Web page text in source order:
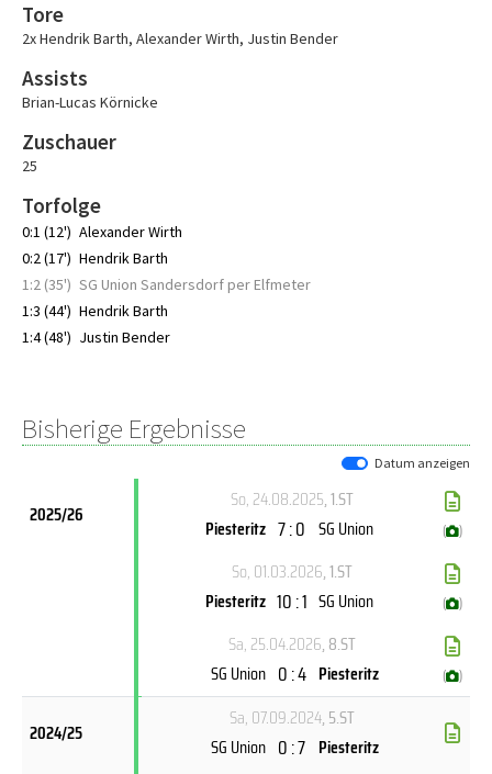
Tore
2x Hendrik Barth, Alexander Wirth, Justin Bender
Assists
Brian-Lucas Körnicke
Zuschauer
25
Torfolge
0:1 (12') Alexander Wirth
0:2 (17') Hendrik Barth
1:2 (35') SG Union Sandersdorf per Elfmeter
1:3 (44') Hendrik Barth
1:4 (48') Justin Bender
Bisherige Ergebnisse
Datum anzeigen
2025/26
So, 24.08.2025, 1.ST
Piesteritz 7 : 0 SG Union ( )
So, 01.03.2026, 1.ST
Piesteritz 10 : 1 SG Union ( )
Sa, 25.04.2026, 8.ST
SG Union 0 : 4 Piesteritz ( )
2024/25
Sa, 07.09.2024, 5.ST
SG Union 0 : 7 Piesteritz